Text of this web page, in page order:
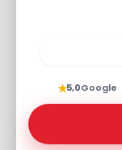
★5,0Google·